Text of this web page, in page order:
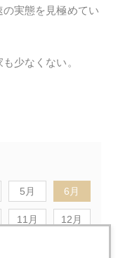
実態を見極めてい
少なくない。
5月 6月
11月 12月